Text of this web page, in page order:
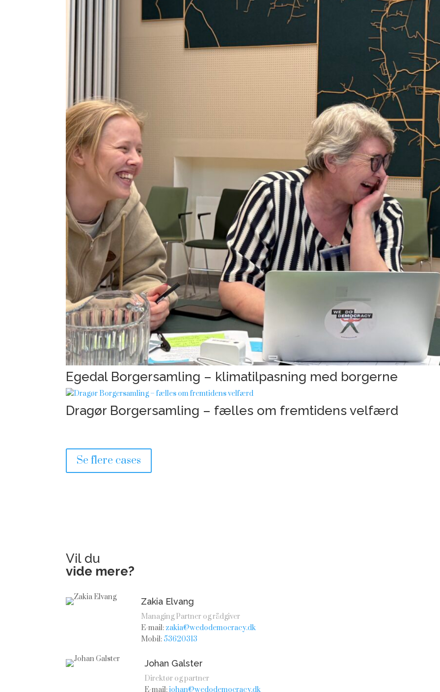
Egedal Borgersamling – klimatilpasning med borgerne
Dragør Borgersamling – fælles om fremtidens velfærd
Se flere cases
Vil du
vide mere?
Zakia Elvang
Managing Partner og rådgiver
E-mail: zakia@wedodemocracy.dk
Mobil: 53620313
Johan Galster
Direktør og partner
E-mail:johan@wedodemocracy.dk